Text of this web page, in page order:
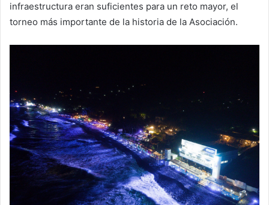
infraestructura eran suficientes para un reto mayor, el
torneo más importante de la historia de la Asociación.